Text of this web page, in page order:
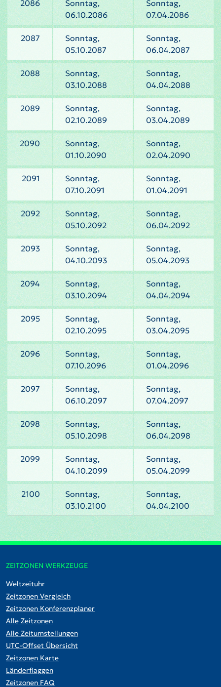
2086
Sonntag,
06.10.2086
Sonntag,
07.04.2086
2087
Sonntag,
05.10.2087
Sonntag,
06.04.2087
2088
Sonntag,
03.10.2088
Sonntag,
04.04.2088
2089
Sonntag,
02.10.2089
Sonntag,
03.04.2089
2090
Sonntag,
01.10.2090
Sonntag,
02.04.2090
2091
Sonntag,
07.10.2091
Sonntag,
01.04.2091
2092
Sonntag,
05.10.2092
Sonntag,
06.04.2092
2093
Sonntag,
04.10.2093
Sonntag,
05.04.2093
2094
Sonntag,
03.10.2094
Sonntag,
04.04.2094
2095
Sonntag,
02.10.2095
Sonntag,
03.04.2095
2096
Sonntag,
07.10.2096
Sonntag,
01.04.2096
2097
Sonntag,
06.10.2097
Sonntag,
07.04.2097
2098
Sonntag,
05.10.2098
Sonntag,
06.04.2098
2099
Sonntag,
04.10.2099
Sonntag,
05.04.2099
2100
Sonntag,
03.10.2100
Sonntag,
04.04.2100
ZEITZONEN WERKZEUGE
Weltzeituhr
Zeitzonen Vergleich
Zeitzonen Konferenzplaner
Alle Zeitzonen
Alle Zeitumstellungen
UTC-Offset Übersicht
Zeitzonen Karte
Länderflaggen
Zeitzonen FAQ